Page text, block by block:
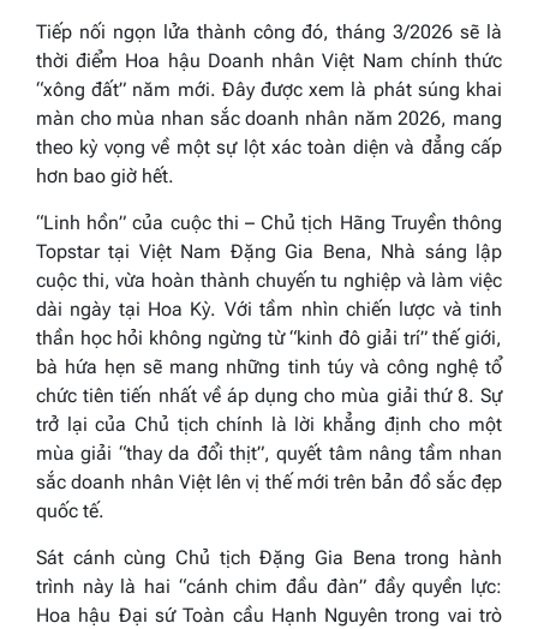
Tiếp nối ngọn lửa thành công đó, tháng 3/2026 sẽ là
thời điểm Hoa hậu Doanh nhân Việt Nam chính thức
“xông đất” năm mới. Đây được xem là phát súng khai
màn cho mùa nhan sắc doanh nhân năm 2026, mang
theo kỳ vọng về một sự lột xác toàn diện và đẳng cấp
hơn bao giờ hết.
“Linh hồn” của cuộc thi – Chủ tịch Hãng Truyền thông
Topstar tại Việt Nam Đặng Gia Bena, Nhà sáng lập
cuộc thi, vừa hoàn thành chuyến tu nghiệp và làm việc
dài ngày tại Hoa Kỳ. Với tầm nhìn chiến lược và tinh
thần học hỏi không ngừng từ “kinh đô giải trí” thế giới,
bà hứa hẹn sẽ mang những tinh túy và công nghệ tổ
chức tiên tiến nhất về áp dụng cho mùa giải thứ 8. Sự
trở lại của Chủ tịch chính là lời khẳng định cho một
mùa giải “thay da đổi thịt”, quyết tâm nâng tầm nhan
sắc doanh nhân Việt lên vị thế mới trên bản đồ sắc đẹp
quốc tế.
Sát cánh cùng Chủ tịch Đặng Gia Bena trong hành
trình này là hai “cánh chim đầu đàn” đầy quyền lực:
Hoa hậu Đại sứ Toàn cầu Hạnh Nguyên trong vai trò